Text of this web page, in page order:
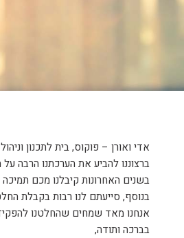
אדי ואורן – פוקוס, בית לתכנון
ברצוננו להביע את הערכתנו הרבה
בשנים האחרונות קיבלנו מכם
בנוסף, סייעתם לנו רבות בקבלת
אנחנו מאד שמחים שהחלטנו
בברכה ותודה,